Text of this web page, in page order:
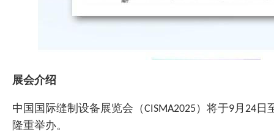
展会介绍
中国国际缝制设备展览会（CISMA2025 ）将于9月 24 日
隆重举办。